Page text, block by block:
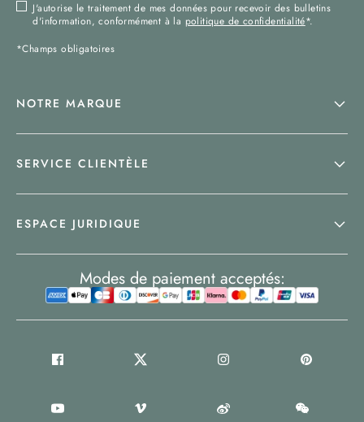
J'autorise le traitement de mes données pour recevoir des bulletins
d'information, conformément à la politique de confidentialité*.
*Champs obligatoires
NOTRE MARQUE
SERVICE CLIENTÈLE
ESPACE JURIDIQUE
Modes de paiement acceptés: